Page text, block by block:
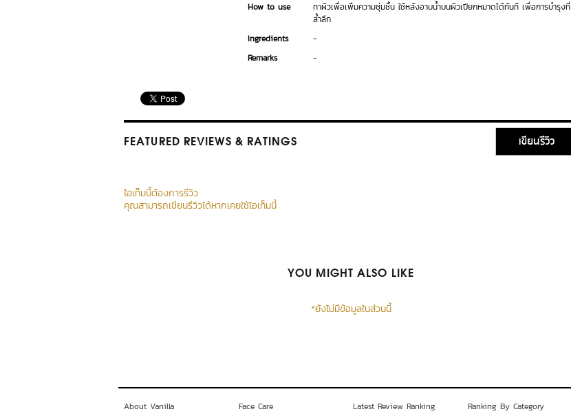
How to use
ทาผิวเพื่อเพิ่มความชุ่มชื้น ใช้หลังอาบน้ำบนผิวเปียกหมาดได้ทันที เพื่อการบำรุงที่
ล้ำลึก
Ingredients
-
Remarks
-
FEATURED REVIEWS & RATINGS เขียนรีวิว
ไอเท็มนี้ต้องการรีวิว
คุณสามารถเขียนรีวิวได้หากเคยใช้ไอเท็มนี้
YOU MIGHT ALSO LIKE
*ยังไม่มีข้อมูลในส่วนนี้
About Vanilla Face Care Latest Review Ranking Ranking By Category